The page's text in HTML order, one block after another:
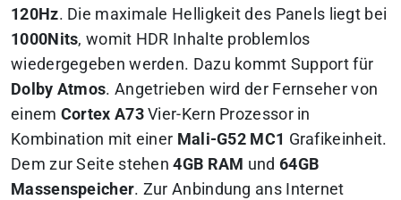
120Hz. Die maximale Helligkeit des Panels liegt bei
1000Nits, womit HDR Inhalte problemlos
wiedergegeben werden. Dazu kommt Support für
Dolby Atmos. Angetrieben wird der Fernseher von
einem Cortex A73Vier-Kern Prozessor in
Kombination mit einer Mali-G52 MC1 Grafikeinheit.
Dem zur Seite stehen4GB RAM und 64GB
Massenspeicher. Zur Anbindung ans Internet